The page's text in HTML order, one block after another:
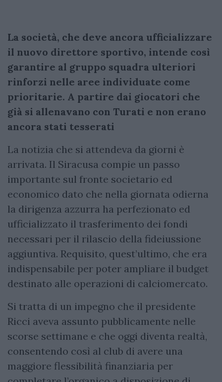
La società, che deve ancora ufficializzare
il nuovo direttore sportivo, intende così
garantire al gruppo squadra ulteriori
rinforzi nelle aree individuate come
prioritarie. A partire dai giocatori che
già si allenavano con Turati e non erano
ancora stati tesserati
La notizia che si attendeva da giorni è
arrivata. Il Siracusa compie un passo
importante sul fronte societario ed
economico dato che nella giornata odierna
la dirigenza azzurra ha perfezionato ed
ufficializzato il trasferimento dei fondi
necessari per il rilascio della fideiussione
aggiuntiva. Requisito, quest’ultimo, che era
indispensabile per poter ampliare il budget
destinato alle operazioni di calciomercato.
Si tratta di un impegno che il presidente
Ricci aveva assunto pubblicamente nelle
scorse settimane e che oggi diventa realtà,
consentendo così al club di avere una
maggiore flessibilità finanziaria per